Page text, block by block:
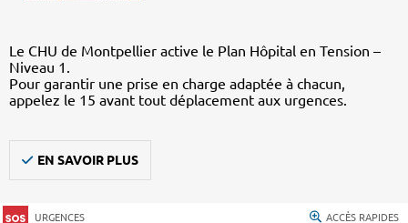
Le CHU de Montpellier active le Plan Hôpital en Tension –
Niveau 1.
Pour garantir une prise en charge adaptée à chacun,
appelez le 15 avant tout déplacement aux urgences.
EN SAVOIR PLUS
URGENCES ACCÈS RAPIDES